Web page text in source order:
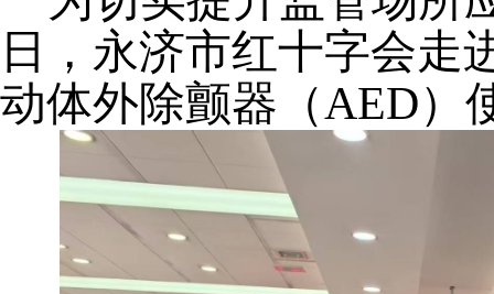
日，永济市红十字会走
动体外除颤器（AED）